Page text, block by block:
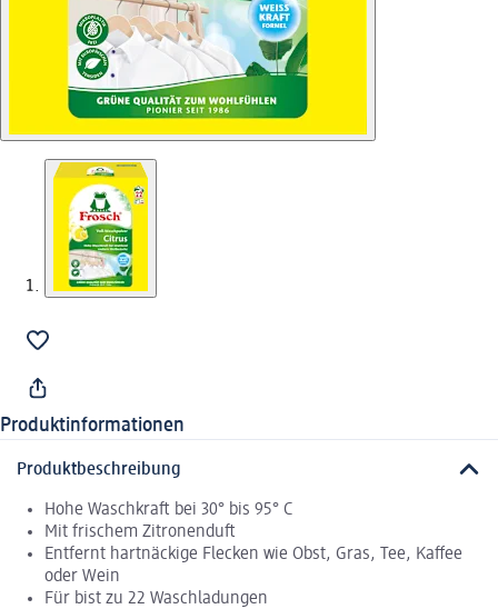
Produktinformationen
Produktbeschreibung
Hohe Waschkraft bei 30° bis 95° C
Mit frischem Zitronenduft
Entfernt hartnäckige Flecken wie Obst, Gras, Tee, Kaffee
oder Wein
Für bist zu 22 Waschladungen